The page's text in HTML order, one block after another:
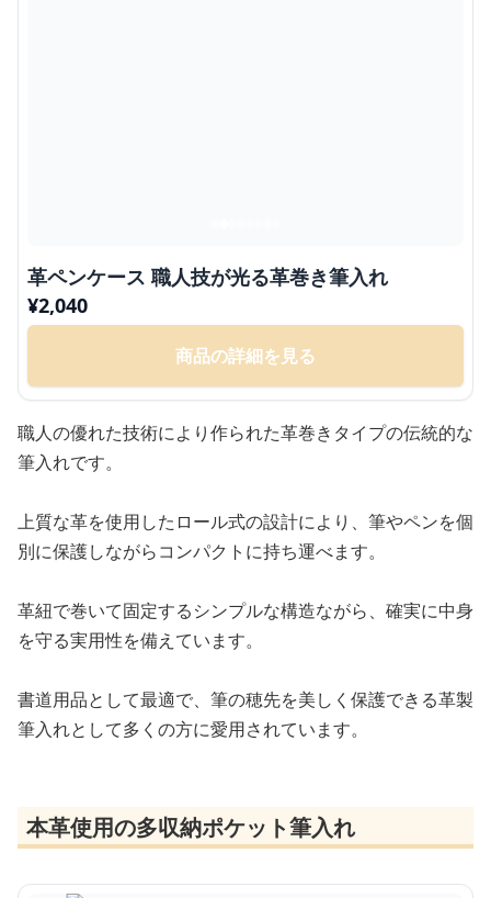
革ペンケース 職人技が光る革巻き筆入れ
¥2,040
商品の詳細を見る
職人の優れた技術により作られた革巻きタイプの伝統的な
筆入れです。
上質な革を使用したロール式の設計により、筆やペンを個
別に保護しながらコンパクトに持ち運べます。
革紐で巻いて固定するシンプルな構造ながら、確実に中身
を守る実用性を備えています。
書道用品として最適で、筆の穂先を美しく保護できる革製
筆入れとして多くの方に愛用されています。
本革使用の多収納ポケット筆入れ